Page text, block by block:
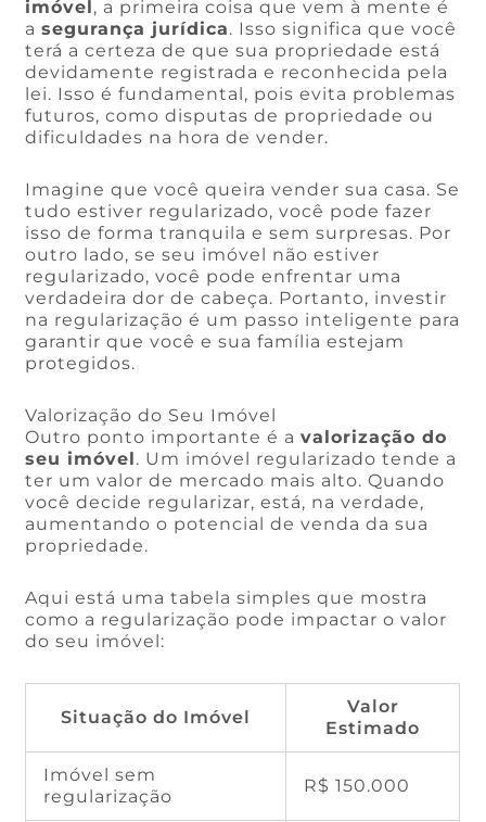
imóvel , a primeira coisa que vem à mente é
asegurança jurídica. Isso significa que você
terá a certeza de que sua propriedade está
devidamente registrada e reconhecida pela
lei. Isso é fundamental, pois evita problemas
futuros, como disputas de propriedade ou
dificuldades na hora de vender.
Imagine que você queira vender sua casa. Se
tudo estiver regularizado, você pode fazer
isso de forma tranquila e sem surpresas. Por
outro lado, se seu imóvel não estiver
regularizado, você pode enfrentar uma
verdadeira dor de cabeça. Portanto, investir
na regularização é um passo inteligente para
garantir que você e sua família estejam
protegidos.
Valorização do Seu Imóvel
Outro ponto importante é avalorização do
seu imóvel . Um imóvel regularizado tende a
ter um valor de mercado mais alto. Quando
você decide regularizar, está, na verdade,
aumentando o potencial de venda da sua
propriedade.
Aqui está uma tabela simples que mostra
como a regularização pode impactar o valor
do seu imóvel:
Situação do Imóvel
Valor
Estimado
Imóvel sem
regularização
R$ 150.000